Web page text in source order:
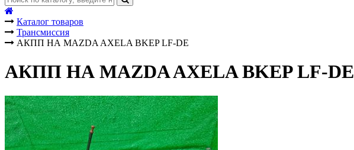
Каталог товаров
Трансмиссия
АКПП НА MAZDA AXELA BKEP LF-DE
АКПП НА MAZDA AXELA BKEP LF-DE